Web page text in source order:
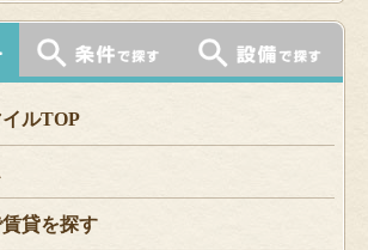
ルTOP
貸を探す